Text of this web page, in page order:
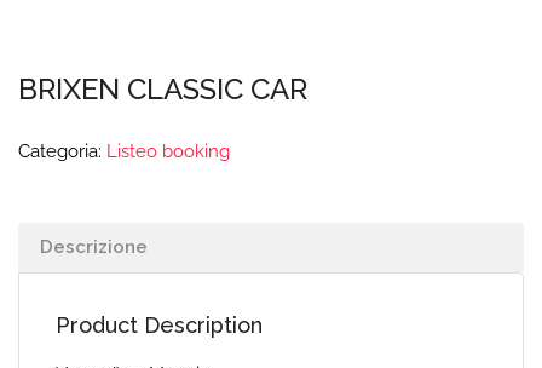
BRIXEN CLASSIC CAR
Categoria: Listeo booking
Descrizione
Product Description